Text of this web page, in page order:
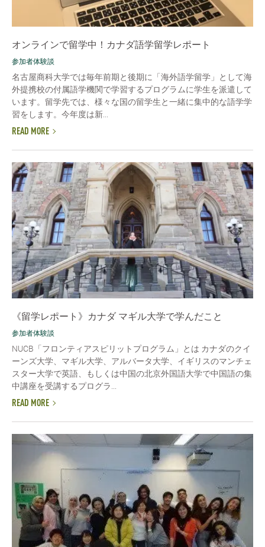
オンラインで留学中！カナダ語学留学レポート
参加者体験談
名古屋商科大学では毎年前期と後期に「海外語学留学」として海
外提携校の付属語学機関で学習するプログラムに学生を派遣して
います。留学先では、様々な国の留学生と一緒に集中的な語学学
習をします。今年度は新...
READ MORE
《留学レポート》カナダ マギル大学で学んだこと
参加者体験談
NUCB「フロンティアスピリットプログラム」とは カナダのクイ
ーンズ大学、マギル大学、アルバータ大学、イギリスのマンチェ
スター大学で英語、もしくは中国の北京外国語大学で中国語の集
中講座を受講するプログラ...
READ MORE